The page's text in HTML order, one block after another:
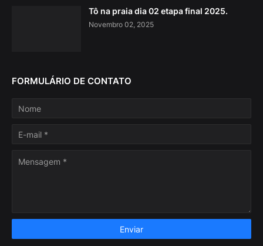
Tô na praia dia 02 etapa final 2025.
Novembro 02, 2025
FORMULÁRIO DE CONTATO